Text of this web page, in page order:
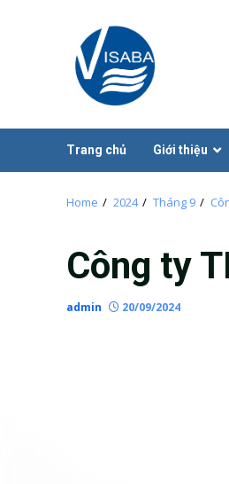
Trang chủ Giới thiệu
Home 2024 Tháng 9
Công ty
admin 20/09/2024